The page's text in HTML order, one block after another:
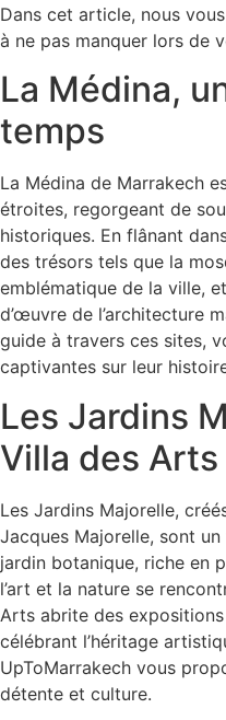
Dans cet article, nous
à ne pas manquer lors de
La Médina,
temps
La Médina de Marrakech
étroites, regorgeant de
historiques. En flânant
des trésors tels que la
emblématique de la ville,
d’œuvre de l’architecture
guide à travers ces sites,
captivantes sur leur
Les Jardins
Villa des Arts
Les Jardins Majorelle,
Jacques Majorelle, sont
jardin botanique, riche en
l’art et la nature se
Arts abrite des
célébrant l’héritage
UpToMarrakech vous
détente et culture.